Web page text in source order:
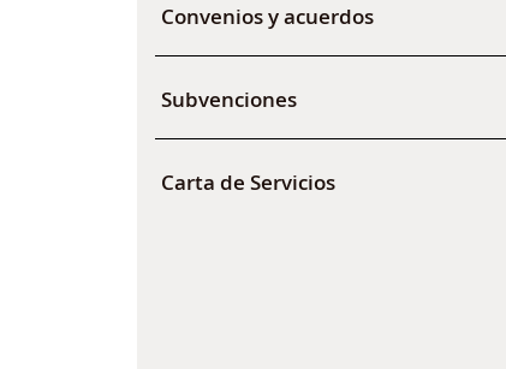
Convenios y acuerdos
Subvenciones
Carta de Servicios